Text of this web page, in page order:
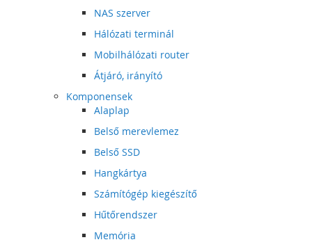
NAS szerver
Hálózati terminál
Mobilhálózati router
Átjáró, irányító
Komponensek
Alaplap
Belső merevlemez
Belső SSD
Hangkártya
Számítógép kiegészítő
Hűtőrendszer
Memória